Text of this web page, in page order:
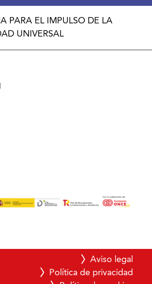
PARA EL IMPULSO DE LA
UNIVERSAL
Aviso legal
Política de privacidad